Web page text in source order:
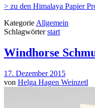
> zu den Himalaya Papier
Kategorie Allgemein
Schlagwörterstart
Windhorse
17. Dezember 2015
von Helga Hagen Weinzetl